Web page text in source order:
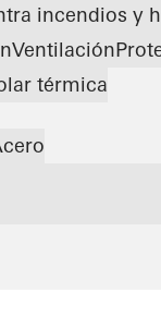
incendios y
Ventilación
térmica